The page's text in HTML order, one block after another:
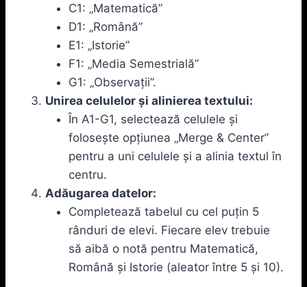
C1: „Matematică”
D1: „Română”
E1: „Istorie”
F1: „Media Semestrială”
G1: „Observații”.
Unirea celulelor și alinierea textului:
În A1-G1, selectează celulele și
folosește opțiunea „Merge & Center”
pentru a uni celulele și a alinia textul în
centru.
Adăugarea datelor:
Completează tabelul cu cel puțin 5
rânduri de elevi. Fiecare elev trebuie
să aibă o notă pentru Matematică,
Română și Istorie (aleator între 5 și 10).